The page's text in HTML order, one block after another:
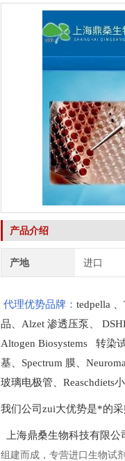
产品介绍
产地 进口
代理优势品牌： tedpella
品
Alzet 渗透压泵
Altogen Biosystems 转染
基
Spectrum 膜
玻璃电极管
Reaschdiets
我们公司zui大优势是*的
上海鼎桑生物科技有限公
组建而成，专营进口生物试